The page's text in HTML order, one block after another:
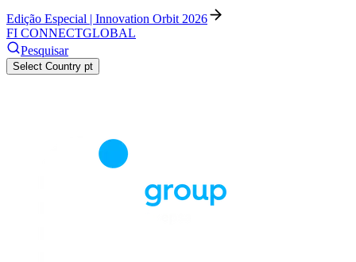
Edição Especial | Innovation Orbit 2026
FI CONNECTGLOBAL
Pesquisar
Select Country pt